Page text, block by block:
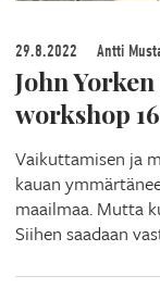
29.8.2022 Antti
John
workshop
Vaikuttamisen ja
kauan
maailmaa. Mutta
Siihen saadaan